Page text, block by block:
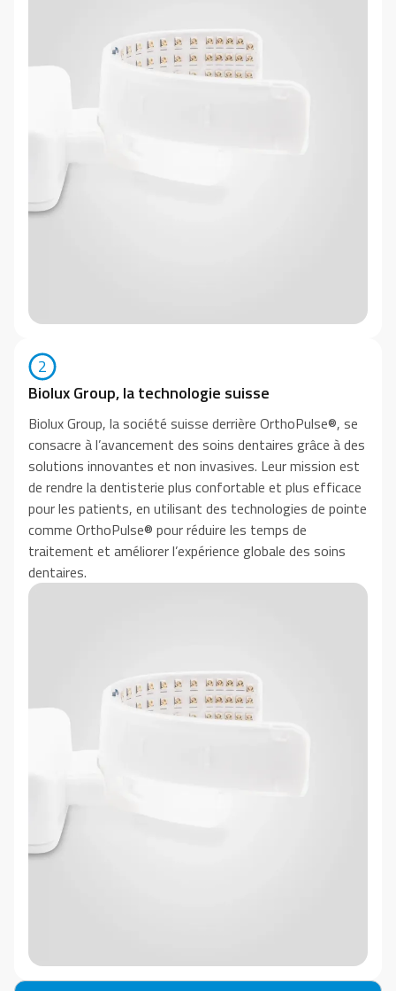
2
Biolux Group, la technologie suisse
Biolux Group, la société suisse derrière OrthoPulse®, se
consacre à l’avancement des soins dentaires grâce à des
solutions innovantes et non invasives. Leur mission est
de rendre la dentisterie plus confortable et plus efficace
pour les patients, en utilisant des technologies de pointe
comme OrthoPulse® pour réduire les temps de
traitement et améliorer l’expérience globale des soins
dentaires.